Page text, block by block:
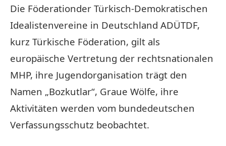
Die Föderationder Türkisch-Demokratischen
Idealistenvereine in Deutschland ADÜTDF,
kurz Türkische Föderation, gilt als
europäische Vertretung der rechtsnationalen
MHP, ihre Jugendorganisation trägt den
Namen „Bozkutlar“, Graue Wölfe, ihre
Aktivitäten werden vom bundedeutschen
Verfassungsschutz beobachtet.